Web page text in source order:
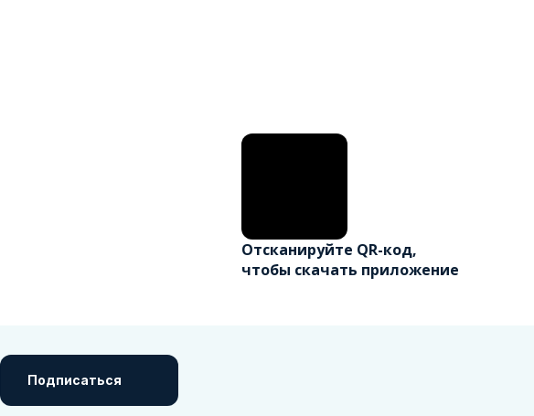
Отсканируйте QR-код,
чтобы скачать приложение
Подписаться